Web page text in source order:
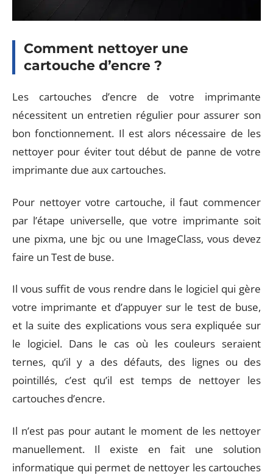
Comment nettoyer une
cartouche d’encre ?
Les cartouches d’encre de votre imprimante
nécessitent un entretien régulier pour assurer son
bon fonctionnement. Il est alors nécessaire de les
nettoyer pour éviter tout début de panne de votre
imprimante due aux cartouches.
Pour nettoyer votre cartouche, il faut commencer
par l’étape universelle, que votre imprimante soit
une pixma, une bjc ou une ImageClass, vous devez
faire un Test de buse.
Il vous suffit de vous rendre dans le logiciel qui gère
votre imprimante et d’appuyer sur le test de buse,
et la suite des explications vous sera expliquée sur
le logiciel. Dans le cas où les couleurs seraient
ternes, qu’il y a des défauts, des lignes ou des
pointillés, c’est qu’il est temps de nettoyer les
cartouches d’encre.
Il n’est pas pour autant le moment de les nettoyer
manuellement. Il existe en fait une solution
informatique qui permet de nettoyer les cartouches